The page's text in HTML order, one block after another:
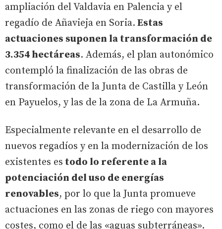
ampliación del Valdavia en Palencia y el
regadío de Añavieja en Soria. Estas
actuaciones suponen la transformación de
3.354 hectáreas. Además, el plan autonómico
contempló la finalización de las obras de
transformación de la Junta de Castilla y León
en Payuelos, y las de la zona de La Armuña.
Especialmente relevante en el desarrollo de
nuevos regadíos y en la modernización de los
existentes es todo lo referente a la
potenciación del uso de energías
renovables, por lo que la Junta promueve
actuaciones en las zonas de riego con mayores
costes, como el de las «aguas subterráneas».